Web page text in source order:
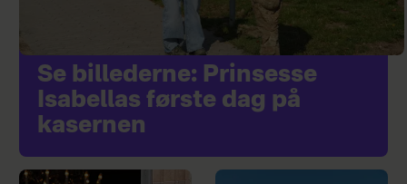
Se billederne: Prinsesse
Isabellas første dag på
kasernen